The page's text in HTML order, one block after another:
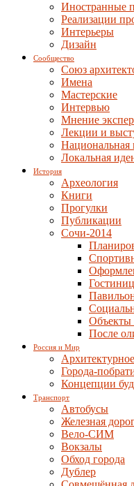
Иностранные
Реализации
Интерьеры
Дизайн
Сообщество
Союз
Имена
Мастерские
Интервью
Мнение
Лекции и
Национальная
Локальная
История
Археология
Книги
Прогулки
Публикации
Сочи-2014
Объекты
После
Россия и Мир
Города-
Концепции
Транспорт
Автобусы
Железная
Вело-СИМ
Вокзалы
Обход города
Дублер